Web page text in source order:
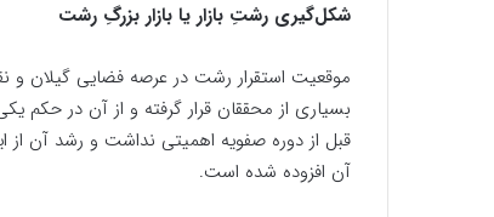
شکل‌گیری رشتِ بازار یا بازار بزرگِ رشت
موقعیت استقرار رشت در عرصه فضایی گیلان و
بسیاری از محققان قرار گرفته و از آن در حکم
قبل از دوره صفویه اهمیتی نداشت و رشد آن
آن افزوده شده است.